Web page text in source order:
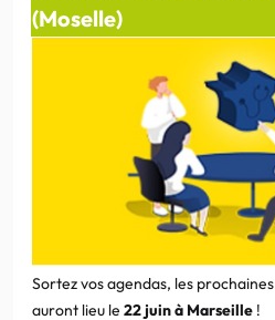
(Moselle)
Sortez vos agendas, les prochaines
auront lieu le 22 juin à Marseille !